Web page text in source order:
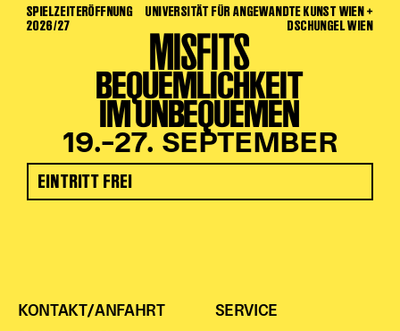
SPIELZEITERÖFFNUNG
2026/27
UNIVERSITÄT FÜR ANGEWANDTE KUNST WIEN +
DSCHUNGEL WIEN
MISFITS
BEQUEMLICHKEIT
IM UNBEQUEMEN
19.–27. SEPTEMBER
EINTRITT FREI
KONTAKT/ANFAHRT SERVICE